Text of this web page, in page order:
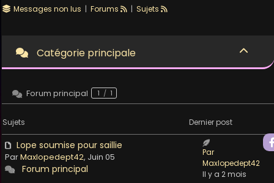
Messages non lus Forums Sujets
Catégorie principale
Forum principal 1 / 1
Sujets Dernier post
Lope soumise pour saillie
ParMaxlopedept42, Juin 05
Forum principal
Par
Maxlopedept42
Il y a 2 mois